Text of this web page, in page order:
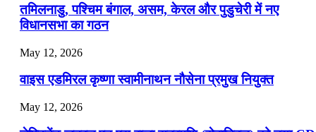
📝 डेली करेंट अफेयर्स: 16-18 जुलाई 2026
तमिलनाडु, पश्चिम बंगाल, असम, केरल और पुडुचेरी में नए
विधानसभा का गठन
May 12, 2026
वाइस एडमिरल कृष्णा स्वामीनाथन नौसेना प्रमुख नियुक्त
May 12, 2026